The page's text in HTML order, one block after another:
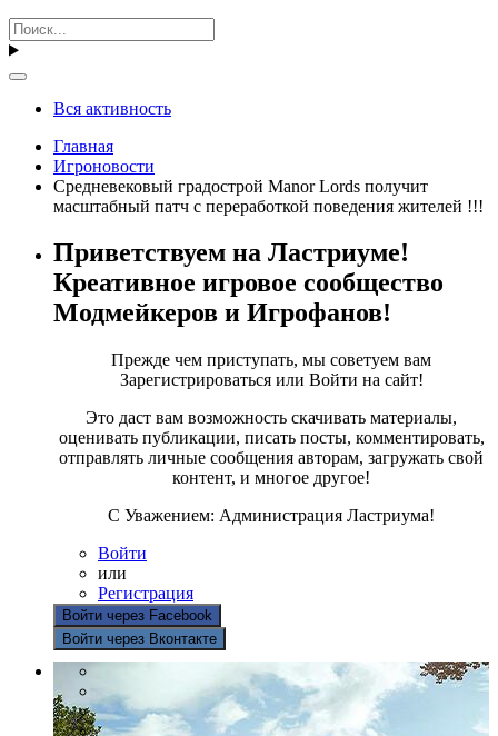
Вся активность
Главная
Игроновости
Средневековый градострой Manor Lords получит
масштабный патч с переработкой поведения жителей !!!
Приветствуем на Ластриуме!
Креативное игровое сообщество
Модмейкеров и Игрофанов!
Прежде чем приступать, мы советуем вам
Зарегистрироваться или Войти на сайт!
Это даст вам возможность скачивать материалы,
оценивать публикации, писать посты, комментировать,
отправлять личные сообщения авторам, загружать свой
контент, и многое другое!
С Уважением: Администрация Ластриума!
Войти
или
Регистрация
Войти через Facebook
Войти через Вконтакте